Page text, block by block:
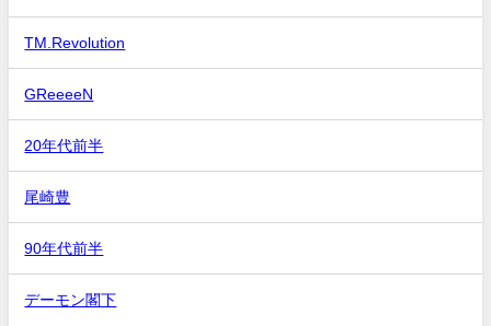
TM.Revolution
GReeeeN
20年代前半
尾崎豊
90年代前半
デーモン閣下